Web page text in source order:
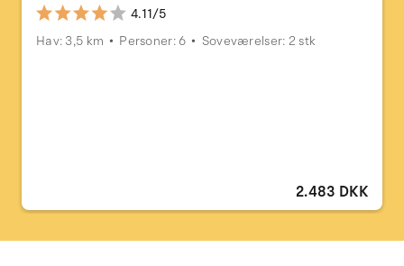
4.11/5
Hav: 3,5 km
Personer: 6 Soveværelser: 2 stk
2.483 DKK